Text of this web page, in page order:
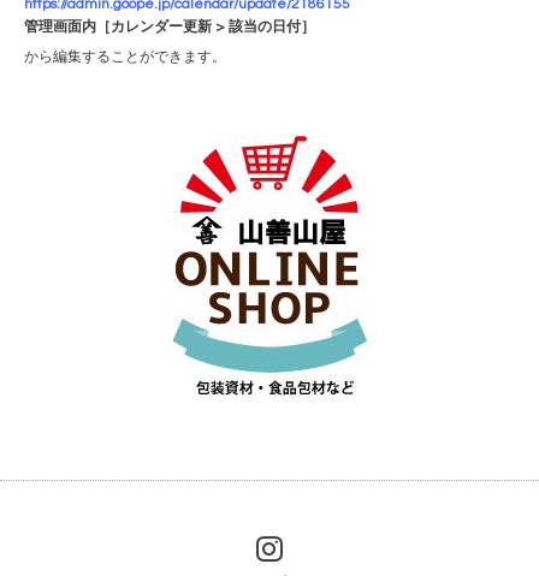
https://admin.goope.jp/calendar/update/2186155
管理画面内［カレンダー更新 > 該当の日付］
から編集することができます。